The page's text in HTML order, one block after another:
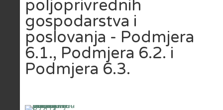
poljoprivrednih
gospodarstva i
poslovanja - Podmjera
6.1., Podmjera 6.2. i
Podmjera 6.3.